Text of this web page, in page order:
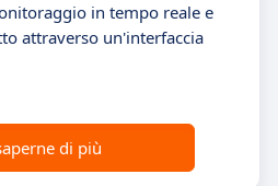
in tempo reale e
attraverso un'interfaccia
di più